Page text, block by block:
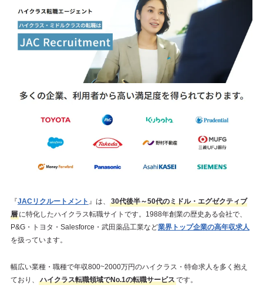
『JACリクルートメント 』は、
30代後半～50代のミドル・エグゼクティブ
層 に特化したハイクラス転職サイトです。1988年創業の歴史ある会社で、
P&G・トヨタ・Salesforce・武田薬品工業など業界トップ企業の高年収求人
を扱っています。
幅広い業種・職種で年収800~2000万円のハイクラス・特命求人を多く抱え
ており、
ハイクラス転職領域でNo.1の転職サービスです。